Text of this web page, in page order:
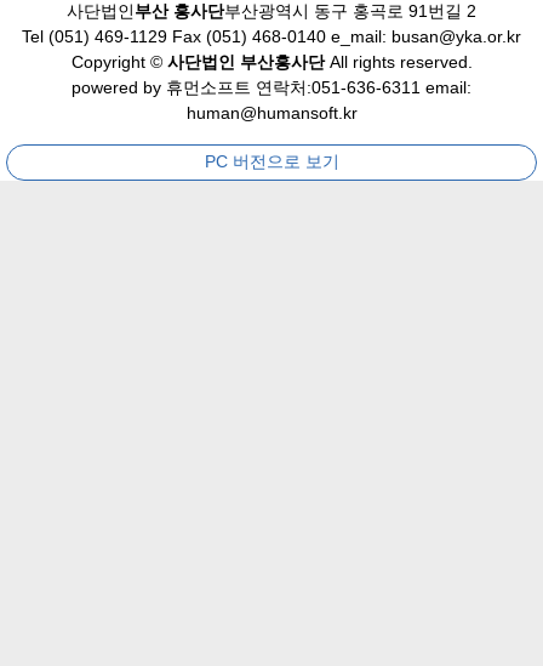
사단법인부산 흥사단부산광역시 동구 홍곡로 91번길 2
Tel (051) 469-1129 Fax (051) 468-0140 e_mail: busan@yka.or.kr
Copyright © 사단법인 부산흥사단All rights reserved.
powered by 휴먼소프트 연락처:051-636-6311 email:
human@humansoft.kr
PC 버전으로 보기